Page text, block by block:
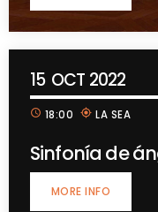
15 OCT 2022
schedule 18:00 my_location LA SEA
Sinfonía de
MORE INFO